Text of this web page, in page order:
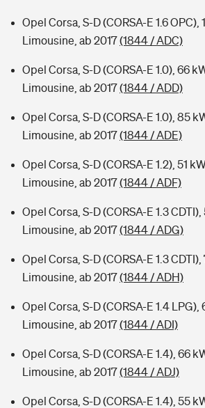
Opel Corsa, S-D (CORSA-E 1.6 OPC),
Limousine, ab 2017(1844 / ADC)
Opel Corsa, S-D (CORSA-E 1.0), 66
Limousine, ab 2017(1844 / ADD)
Opel Corsa, S-D (CORSA-E 1.0), 85
Limousine, ab 2017(1844 / ADE)
Opel Corsa, S-D (CORSA-E 1.2), 51
Limousine, ab 2017(1844 / ADF)
Opel Corsa, S-D (CORSA-E 1.3 CDTI),
Limousine, ab 2017(1844 / ADG)
Opel Corsa, S-D (CORSA-E 1.3 CDTI),
Limousine, ab 2017(1844 / ADH)
Opel Corsa, S-D (CORSA-E 1.4 LPG),
Limousine, ab 2017(1844 / ADI)
Opel Corsa, S-D (CORSA-E 1.4), 66
Limousine, ab 2017(1844 / ADJ)
Opel Corsa, S-D (CORSA-E 1.4), 55